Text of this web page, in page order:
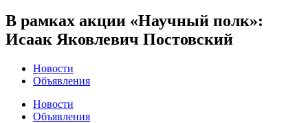
В рамках акции «Научный полк»:
Исаак Яковлевич Постовский
Новости
Объявления
Новости
Объявления